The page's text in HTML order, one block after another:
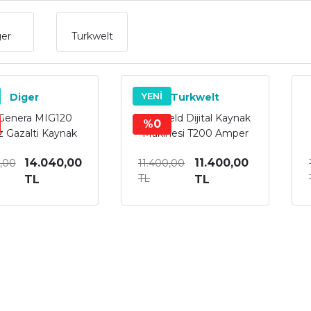
Turkwelt
Diger
MIG120
Gazalti Kaynak
14.040,00
TL
YENİ
%0
Turkwelt
Turkweld Dijital Kaynak
Makinesi T200 Amper
11.400,00
TL
11.400,00
TL